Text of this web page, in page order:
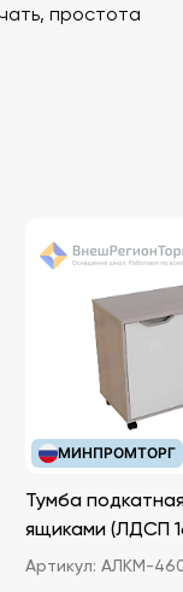
простота
МИНПРОМТОРГ
Тумба
ящиками
Артикул: АЛКМ-